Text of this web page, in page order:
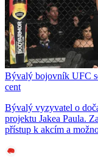
Bývalý bojovník UFC
cent
Bývalý vyzyvatel o
projektu Jakea Paula.
přístup k akcím a